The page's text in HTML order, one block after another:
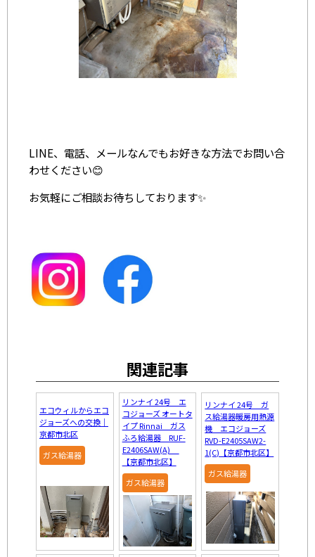
LINE、電話、メールなんでもお好きな方法でお問い合
わせください😊
お気軽にご相談お待ちしております✨
関連記事
エコウィルからエコ
ジョーズへの交換｜
京都市北区
ガス給湯器
リンナイ 24号 エ
コジョーズ オートタ
イプ Rinnai ガス
ふろ給湯器 RUF-
E2406SAW(A)
【京都市北区】
ガス給湯器
リンナイ 24号 ガ
ス給湯器暖房用熱源
機 エコジョーズ
RVD-E2405SAW2-
1(C)【京都市北区】
ガス給湯器